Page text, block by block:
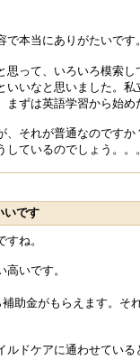
本当にありがたいです。
って、いろいろ模索し
いなと思いました。私
ずは英語学習から始め
それが普通なのですか
ているのでしょう。。
いです
ね。
いです。
助金がもらえます。そ
ドケアに通わせている